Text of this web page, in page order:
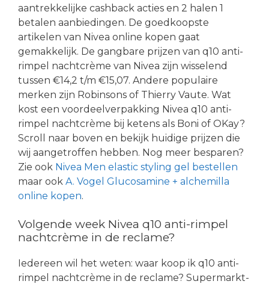
aantrekkelijke cashback acties en 2 halen 1
betalen aanbiedingen. De goedkoopste
artikelen van Nivea online kopen gaat
gemakkelijk. De gangbare prijzen van q10 anti-
rimpel nachtcrème van Nivea zijn wisselend
tussen €14,2 t/m €15,07. Andere populaire
merken zijn Robinsons of Thierry Vaute. Wat
kost een voordeelverpakking Nivea q10 anti-
rimpel nachtcrème bij ketens als Boni of OKay?
Scroll naar boven en bekijk huidige prijzen die
wij aangetroffen hebben. Nog meer besparen?
Zie ook Nivea Men elastic styling gel bestellen
maar ook A. Vogel Glucosamine + alchemilla
online kopen.
Volgende week Nivea q10 anti-rimpel
nachtcrème in de reclame?
Iedereen wil het weten: waar koop ik q10 anti-
rimpel nachtcrème in de reclame? Supermarkt-